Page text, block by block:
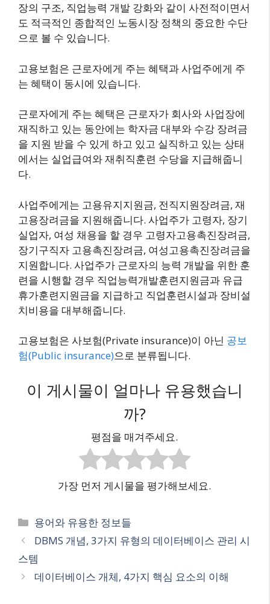
장의 구조, 직업능력 개발 강화와 같이 사전적이면서
도 적극적인 종합적인 노동시장 정책의 중요한 수단
으로 볼 수 있습니다.
고용보험은 근로자에게 주는 혜택과 사업주에게 주
는 혜택이 동시에 있습니다.
근로자에게 주는 혜택은 근로자가 회사와 사업장에
재직하고 있는 동안에는 학자금 대부와 수강 장려금
을 지원 받을 수 있게 하고 있고 실직하고 있는 상태
에서는 실업급여와 재취직훈련 수당을 지급해줍니
다.
사업주에게는 고용유지지원금, 전직지원장려금, 재
고용장려금을 지원해줍니다. 사업주가 고령자, 장기
실업자, 여성 채용을 할 경우 고령자고용촉진장려금,
장기구직자 고용촉진장려금, 여성고용촉진장려금을
지원합니다. 사업주가 근로자의 능력 개발을 위한 훈
련을 시행할 경우 직업능력개발훈련지원금과 유급
휴가훈련지원금을 지급하고 직업훈련시설과 장비설
치비용을 대부해줍니다.
고용보험은 사보험(Private insurance)이 아닌 공보
험(Public insurance)으로 분류됩니다.
이 게시물이 얼마나 유용했습니
까?
평점을 매겨주세요.
가장 먼저 게시물을 평가해보세요.
카
테
리
용어와 유용한 정보들
DBMS 개념, 3가지 유형의 데이터베이스 관리 시
스템
데이터베이스 개체, 4가지 핵심 요소의 이해